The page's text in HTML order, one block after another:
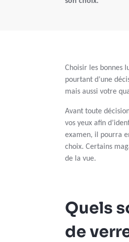
Choisir les bonnes
pourtant d’une
mais aussi votre
Avant toute
vos yeux afin
examen, il pourra
choix. Certains
de la vue.
Quels
de